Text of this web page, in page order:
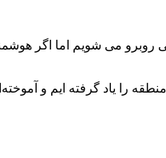
روبرو می شویم اما اگر
را یاد گرفته ایم و